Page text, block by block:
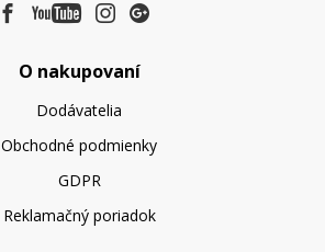
O nakupovaní
Dodávatelia
Obchodné podmienky
GDPR
Reklamačný poriadok